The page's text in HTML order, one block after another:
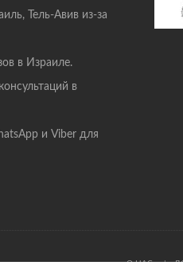
Тель-Авив из-за
в Израиле.
в
и Viber для
О НАС